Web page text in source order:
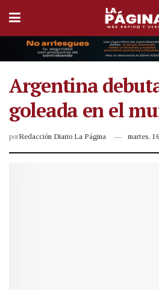
Argentina
goleada en el
porRedacción Diario La Página martes,